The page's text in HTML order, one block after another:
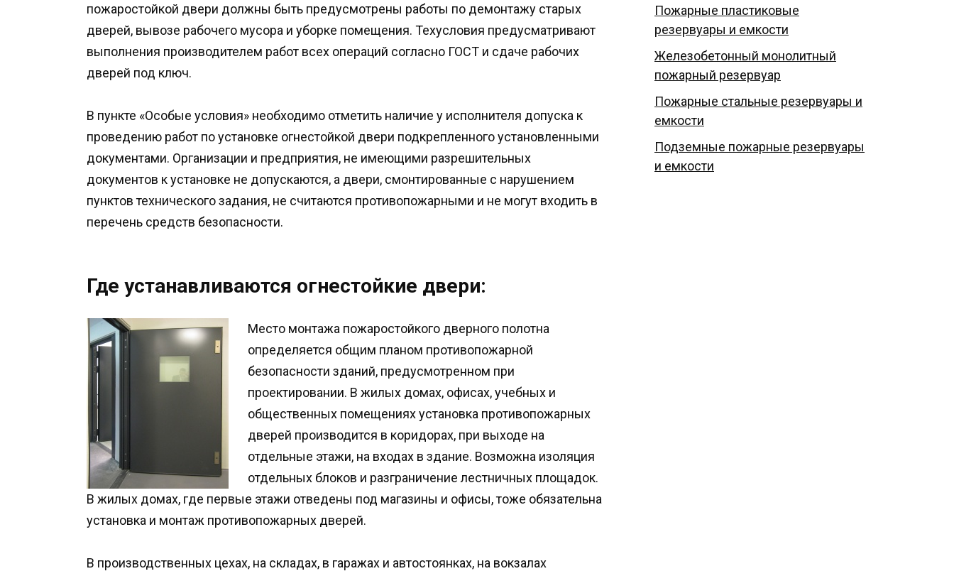
пожаростойкой двери должны быть предусмотрены работы по демонтажу старых
дверей, вывозе рабочего мусора и уборке помещения. Техусловия предусматривают
выполнения производителем работ всех операций согласно ГОСТ и сдаче рабочих
дверей под ключ.
В пункте «Особые условия» необходимо отметить наличие у исполнителя допуска к
проведению работ по установке огнестойкой двери подкрепленного установленными
документами. Организации и предприятия, не имеющими разрешительных
документов к установке не допускаются, а двери, смонтированные с нарушением
пунктов технического задания, не считаются противопожарными и не могут входить в
перечень средств безопасности.
Где устанавливаются огнестойкие двери:
Место монтажа пожаростойкого дверного полотна
определяется общим планом противопожарной
безопасности зданий, предусмотренном при
проектировании. В жилых домах, офисах, учебных и
общественных помещениях установка противопожарных
дверей производится в коридорах, при выходе на
отдельные этажи, на входах в здание. Возможна изоляция
отдельных блоков и разграничение лестничных площадок.
В жилых домах, где первые этажи отведены под магазины и офисы, тоже обязательна
установка и монтаж противопожарных дверей.
В производственных цехах, на складах, в гаражах и автостоянках, на вокзалах
Пожарные пластиковые
резервуары и емкости
Железобетонный монолитный
пожарный резервуар
Пожарные стальные резервуары и
емкости
Подземные пожарные резервуары
и емкости